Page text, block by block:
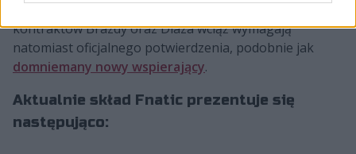
kontraktów Brázdy oraz Díaza wciąż wymagają
natomiast oficjalnego potwierdzenia, podobnie jak
domniemany nowy wspierający.
Aktualnie skład Fnatic prezentuje się
następująco: